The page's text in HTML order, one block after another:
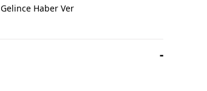
Gelince Haber Ver